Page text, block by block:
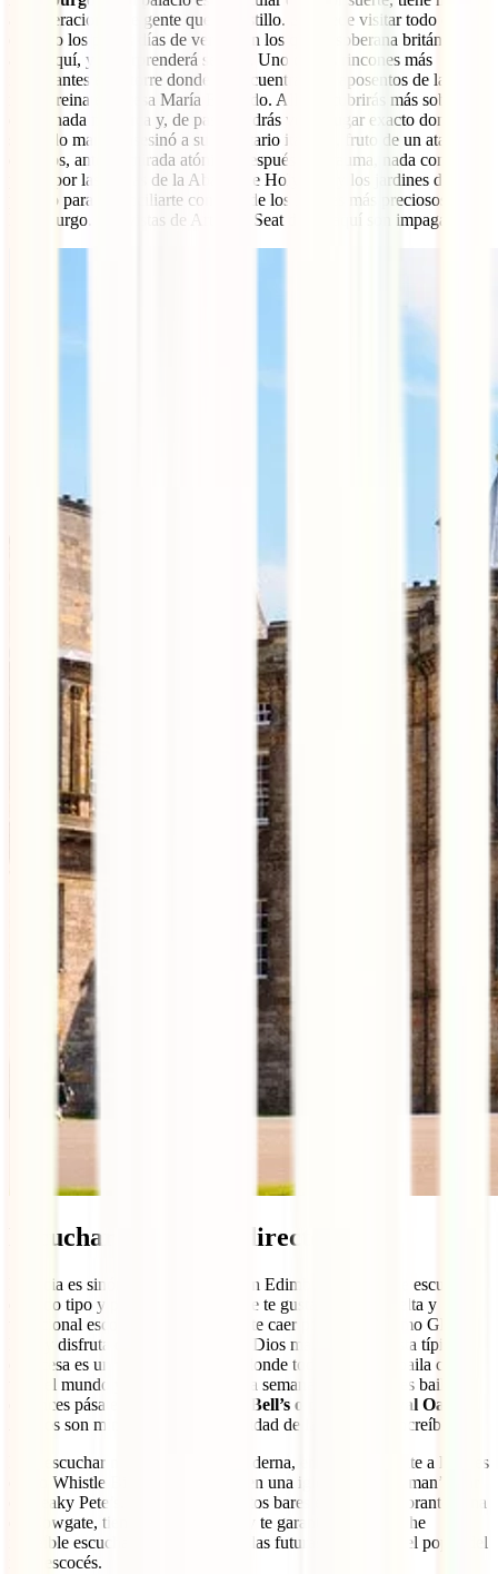
aglomeraciones de gente que el castillo. Se puede visitar todo el año,
excepto los pocos días de verano en los que la soberana británica se
aloja aquí, y te sorprenderá seguro. Uno de sus rincones más
interesantes es la torre donde se encuentran los aposentos de la
mítica reina escocesa María Estuardo. Allí descubrirás más sobre la
desdichada monarca y, de paso, podrás ver el lugar exacto donde su
segundo marido asesinó a su secretario italiano, fruto de un ataque
de celos, ante su mirada atónita. Después del trauma, nada como un
paseo por las ruinas de la Abadía de Holyrood y los jardines del
palacio para reconciliarte con uno de los lugares más preciosos de
Edimburgo. Las vistas de Arthur’s Seat desde aquí son impagables.
Escuchar música en directo
Escocia es sinónimo de música y en Edimburgo se puede escuchar
de todo tipo y por todas partes. Que te gusta la música celta y
tradicional escocesa, entonces déjate caer por lugares como Ghillie
Dhu y disfruta de un
como Dios manda. Esta fiesta típica
escocesa es un verdadero festival donde todo el mundo baila con
todo el mundo y aquí lo hacen cada semana. Si no quieres bailar,
entonces pásate por el pub
Sandy Bell’s o por The Royal Oak
Ambos son minúsculos pero la calidad de la música es increíble.
Para escuchar música algo más moderna, entonces acércate a lugares
como Whistle Binkies, Stramash (en una iglesia), Bannerman’s Bar
o Sneaky Pete’s. La mayoría de estos bares están en la vibrante zona
de Cowgate, tienen entrada gratis y te garantizan una noche
increíble escuchando a algunas de las futuras promesas del pop y del
rock escocés.